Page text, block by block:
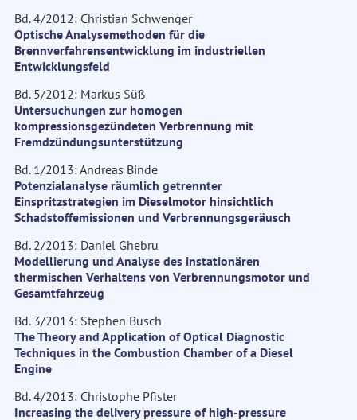
Bd. 4/2012: Christian Schwenger
Optische Analysemethoden für die
Brennverfahrensentwicklung im industriellen
Entwicklungsfeld
Bd. 5/2012: Markus Süß
Untersuchungen zur homogen
kompressionsgezündeten Verbrennung mit
Fremdzündungsunterstützung
Bd. 1/2013: Andreas Binde
Potenzialanalyse räumlich getrennter
Einspritzstrategien im Dieselmotor hinsichtlich
Schadstoffemissionen und Verbrennungsgeräusch
Bd. 2/2013: Daniel Ghebru
Modellierung und Analyse des instationären
thermischen Verhaltens von Verbrennungsmotor und
Gesamtfahrzeug
Bd. 3/2013: Stephen Busch
The Theory and Application of Optical Diagnostic
Techniques in the Combustion Chamber of a Diesel
Engine
Bd. 4/2013: Christophe Pfister
Increasing the delivery pressure of high-pressure